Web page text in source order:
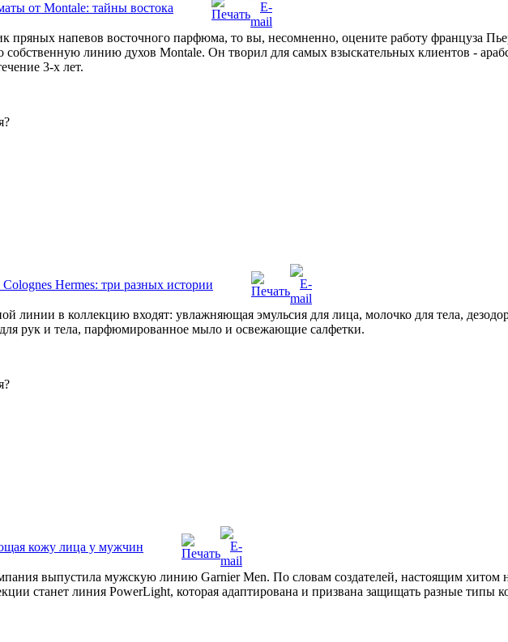
от Montale: тайны востока
пряных напевов восточного парфюма, то вы, несомненно, оцените работу француза
собственную линию духов Montale. Он творил для самых взыскательных клиентов -
3-х лет.
Hermes: три разных истории
линии в коллекцию входят: увлажняющая эмульсия для лица, молочко для тела,
рук и тела, парфюмированное мыло и освежающие салфетки.
кожу лица у мужчин
выпустила мужскую линию Garnier Men. По словам создателей, настоящим хитом
станет линия PowerLight, которая адаптирована и призвана защищать разные типы